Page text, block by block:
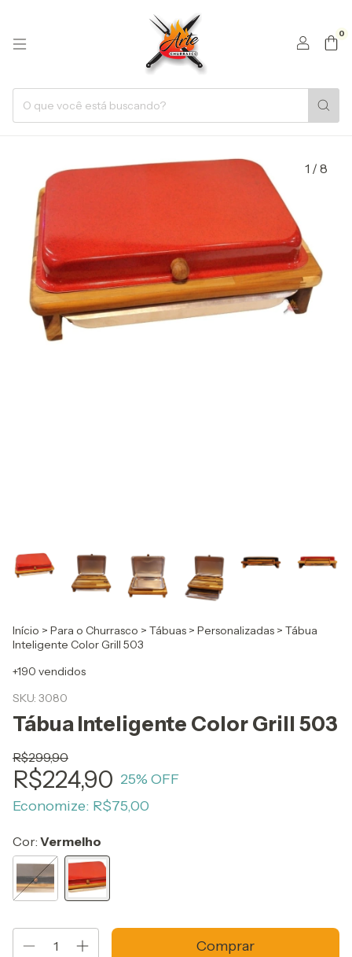
0
1 / 8
Início > Para o Churrasco > Tábuas > Personalizadas > Tábua
Inteligente Color Grill 503
+190 vendidos
SKU: 3080
Tábua Inteligente Color Grill 503
R$299,90
R$224,90 25% OFF
Economize: R$75,00
Cor: Vermelho